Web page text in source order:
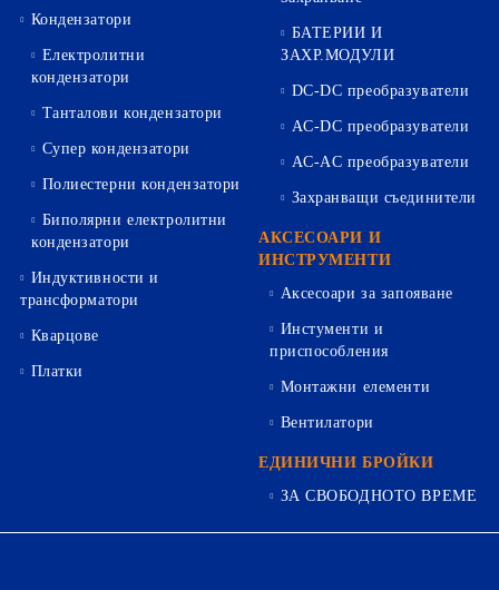
Кондензатори
Електролитни
кондензатори
Танталови кондензатори
Супер кондензатори
Полиестерни кондензатори
Биполярни електролитни
кондензатори
Индуктивности и
трансформатори
Кварцове
Платки
БАТЕРИИ И
ЗАХР.МОДУЛИ
DC-DC преобразуватели
AC-DC преобразуватели
AC-AC преобразуватели
Захранващи съединители
АКСЕСОАРИ И
ИНСТРУМЕНТИ
Аксесоари за запояване
Инстументи и
приспособления
Монтажни елементи
Вентилатори
ЕДИНИЧНИ БРОЙКИ
ЗА СВОБОДНОТО ВРЕМЕ